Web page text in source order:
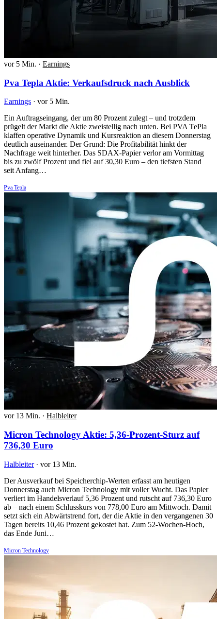
vor 5 Min. · Earnings
Pva Tepla Aktie: Verkaufsdruck nach Ausblick
Earnings · vor 5 Min.
Ein Auftragseingang, der um 80 Prozent zulegt – und trotzdem
prügelt der Markt die Aktie zweistellig nach unten. Bei PVA TePla
klaffen operative Dynamik und Kursreaktion an diesem Donnerstag
deutlich auseinander. Der Grund: Die Profitabilität hinkt der
Nachfrage weit hinterher. Das SDAX-Papier verlor am Vormittag
bis zu zwölf Prozent und fiel auf 30,30 Euro – den tiefsten Stand
seit Anfang…
Pva Tepla
vor 13 Min. · Halbleiter
Micron Technology Aktie: 5,36-Prozent-Sturz auf
736,30 Euro
Halbleiter · vor 13 Min.
Der Ausverkauf bei Speicherchip-Werten erfasst am heutigen
Donnerstag auch Micron Technology mit voller Wucht. Das Papier
verliert im Handelsverlauf 5,36 Prozent und rutscht auf 736,30 Euro
ab – nach einem Schlusskurs von 778,00 Euro am Mittwoch. Damit
setzt sich ein Abwärtstrend fort, der die Aktie in den vergangenen 30
Tagen bereits 10,46 Prozent gekostet hat. Zum 52-Wochen-Hoch,
das Ende Juni…
Micron Technology